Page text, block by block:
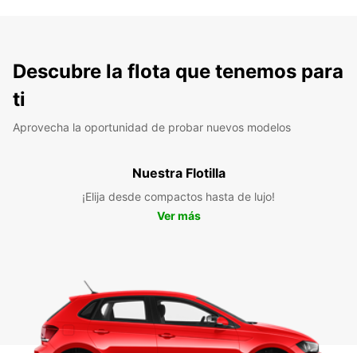
Descubre la flota que tenemos para
ti
Aprovecha la oportunidad de probar nuevos modelos
Nuestra Flotilla
¡Elija desde compactos hasta de lujo!
Ver más